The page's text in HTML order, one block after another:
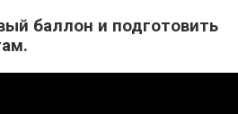
баллон и подготовить